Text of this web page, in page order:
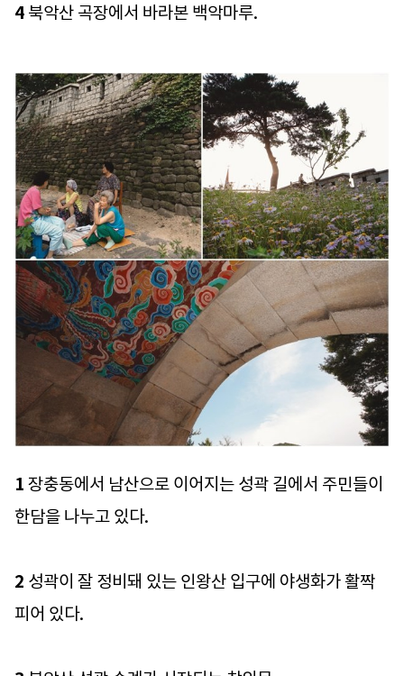
4 북악산 곡장에서 바라본 백악마루.
1 장충동에서 남산으로 이어지는 성곽 길에서 주민들이
한담을 나누고 있다.
2 성곽이 잘 정비돼 있는 인왕산 입구에 야생화가 활짝
피어 있다.